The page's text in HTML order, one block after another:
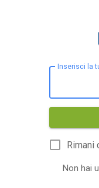
Inserisci la
Rimani
Non hai